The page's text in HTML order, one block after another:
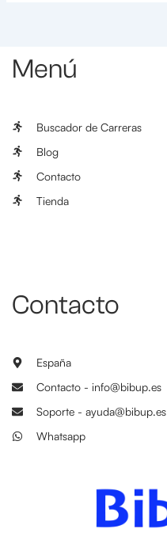
Menú
Buscador de Carreras
Blog
Contacto
Tienda
Contacto
España
Contacto - info@bibup.es
Soporte - ayuda@bibup.es
Whatsapp